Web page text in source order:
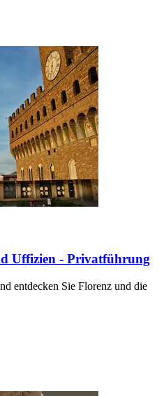
Uffizien - Privatführung
entdecken Sie Florenz und die